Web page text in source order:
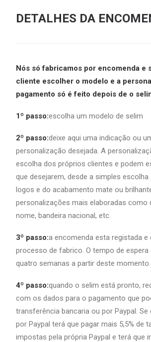
DETALHES DA
Nós só fabricamos por encomenda e
cliente escolher o modelo e a
pagamento só é feito depois de o
1º passo:escolha um modelo de selim
2º passo:deixe aqui uma indicação ou
personalização desejada. A
escolha dos próprios clientes e podem
que desejarem, desde a simples
logos e do acabamento mate ou
personalizações mais elaboradas como
nome, bandeira nacional, etc.
3º passo:a encomenda esta registada e
processo de fabrico. O tempo de espera
quatro semanas a partir deste momento.
4º passo:quando o selim está pronto,
com os dados para o pagamento que
transferência bancaria ou por Paypal. Se
por Paypal terá que pagar mais 5,5% de
impostas pela própria Paypal e terá que